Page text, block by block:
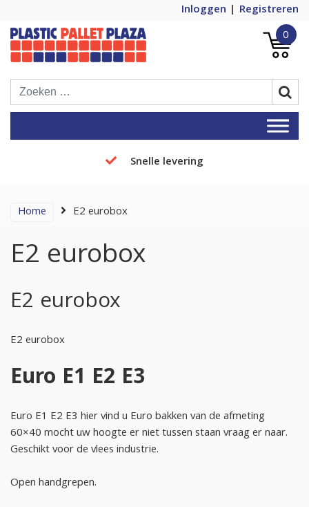
Inloggen
Registreren
Plastic Pallet Plaza
Plastic Pallets Plaza, de nummer 1 in
Europa!
0
Snelle levering
Home E2 eurobox
E2 eurobox
E2 eurobox
E2 eurobox
Euro E1 E2 E3
Euro E1 E2 E3 hier vind u Euro bakken van de afmeting
60×40 mocht uw hoogte er niet tussen staan vraag er naar.
Geschikt voor de vlees industrie.
Open handgrepen.